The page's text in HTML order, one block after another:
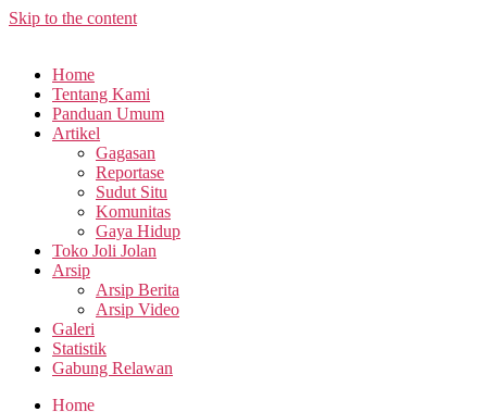
Skip to the content
Home
Tentang Kami
Panduan Umum
Artikel
Gagasan
Reportase
Sudut Situ
Komunitas
Gaya Hidup
Toko Joli Jolan
Arsip
Arsip Berita
Arsip Video
Galeri
Statistik
Gabung Relawan
Home